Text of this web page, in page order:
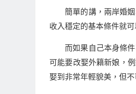
簡單的講，兩岸婚
收入穩定的基本條件就
而如果自己本身條
可能要改娶外籍新娘，
娶到非常年輕貌美，但